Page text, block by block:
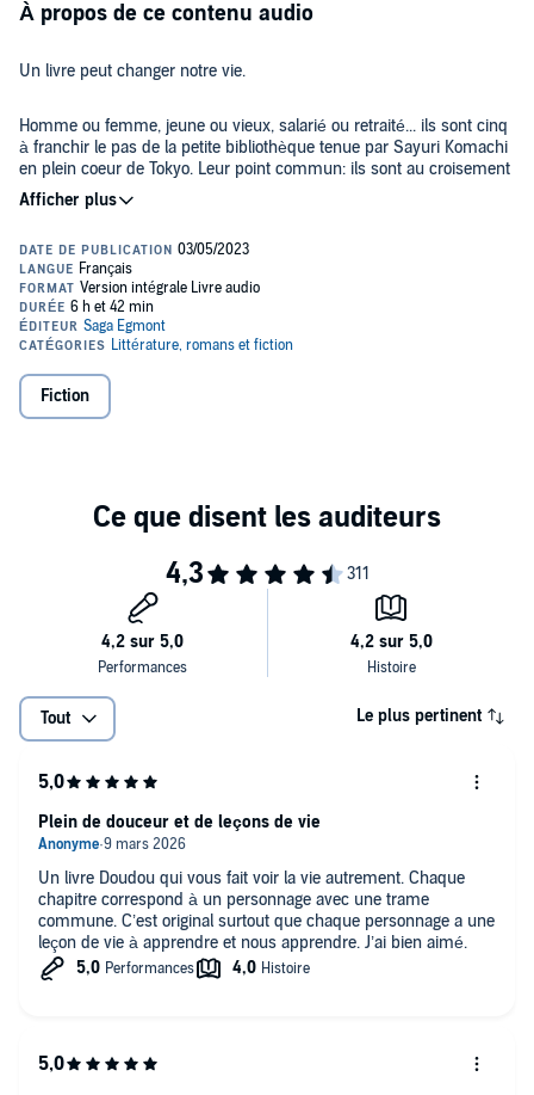
À propos de ce contenu audio
Un livre peut changer notre vie.
Homme ou femme, jeune ou vieux, salarié ou retraité... ils sont cinq
à franchir le pas de la petite bibliothèque tenue par Sayuri Komachi
en plein coeur de Tokyo. Leur point commun: ils sont au croisement
de leur vie. A chacun Sayuri Komachi, énigmatique bibliothécaire
attentive aux autres, proposera un ouvrage totalement inattendu,
Mais ce choix ne relève pas du hasard, ce livre se révèle comme le
jalon qui leur permettra de changer de vie. Sayuri Komachi dévoile à
chaque lecteur le pouvoir de la lecture et l'importance qu'une
personne attentive et à l'écoute peut avoir sur le destin de chacun
d'entre nous.
rêves secrets, son premier roman, s'est immédiatement hissé en
tête des ventes au Japon avant de connaître un succès
Fiction
Tout Le plus pertinent
Un livre Doudou qui vous fait voir la vie autrement. Chaque
chapitre correspond à un personnage avec une trame
commune. C’est original surtout que chaque personnage a une
leçon de vie à apprendre et nous apprendre. J’ai bien aimé.
Plein de douceur et de leçons de vie